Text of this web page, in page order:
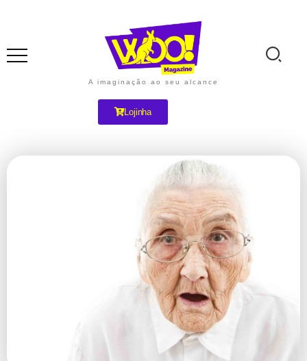
A imaginação ao seu alcance
Lojinha